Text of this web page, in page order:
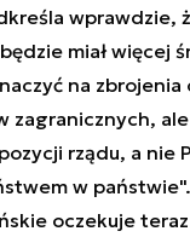
wprawdzie,
miał więcej
na zbrojenia
zagranicznych,
rządu, a nie
w
oczekuje